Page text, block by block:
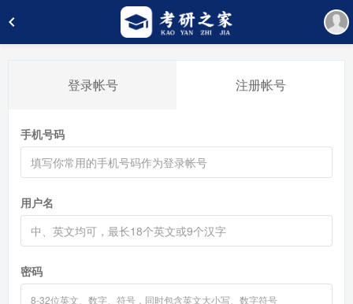
登录帐号 注册帐号
手机号码
用户名
密码